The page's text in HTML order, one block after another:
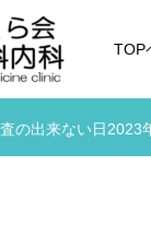
TOP
の出来ない日2023